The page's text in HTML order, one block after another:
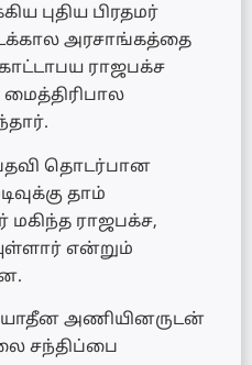
புதிய பிரதமர்
அரசாங்கத்தை
ராஜபக்ச
தொடர்பான
தாம்
ராஜபக்ச,
என்றும்
அணியினருடன்
சந்திப்பை